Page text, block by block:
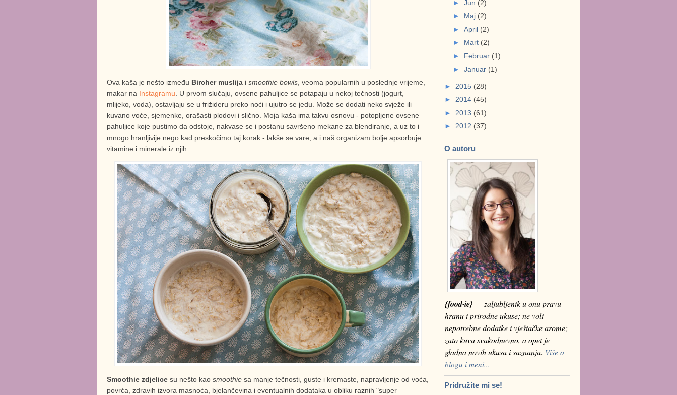
Ova kaša je nešto između Bircher muslija i smoothie bowls , veoma popularnih u poslednje vrijeme,
makar na Instagramu . U prvom slučaju, ovsene pahuljice se potapaju u nekoj tečnosti (jogurt,
mlijeko, voda), ostavljaju se u frižideru preko noći i ujutro se jedu. Može se dodati neko svježe ili
kuvano voće, sjemenke, orašasti plodovi i slično. Moja kaša ima takvu osnovu - potopljene ovsene
pahuljice koje pustimo da odstoje, nakvase se i postanu savršeno mekane za blendiranje, a uz to i
mnogo hranljivije nego kad preskočimo taj korak - lakše se vare, a i naš organizam bolje apsorbuje
vitamine i minerale iz njih.
Smoothie zdjelice su nešto kao smoothie sa manje tečnosti, guste i kremaste, napravljenje od voća,
povrća, zdravih izvora masnoća, bjelančevina i eventualnih dodataka u obliku raznih "super
► Jun (2)
► Maj (2)
► April (2)
► Mart (2)
► Februar (1)
► Januar (1)
► 2015 (28)
► 2014 (45)
► 2013 (61)
► 2012 (37)
O autoru
{food·ie} — zaljubljenik u onu pravu
hranu i prirodne ukuse; ne voli
nepotrebne dodatke i vještačke arome;
zato kuva svakodnevno, a opet je
gladna novih ukusa i saznanja. Više o
blogu i meni...
Pridružite mi se!